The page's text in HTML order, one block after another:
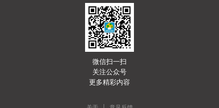
微信扫一扫
关注公众号
更多精彩内容